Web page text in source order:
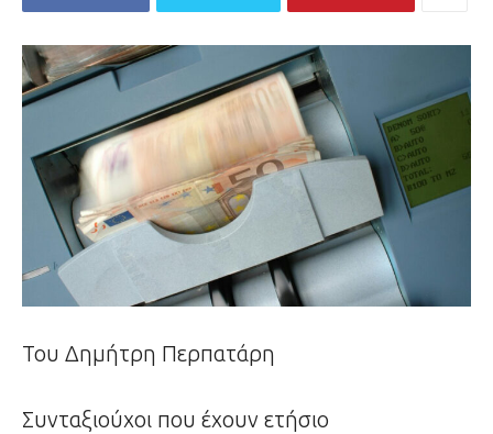
Του Δημήτρη Περπατάρη
Συνταξιούχοι που έχουν ετήσιο